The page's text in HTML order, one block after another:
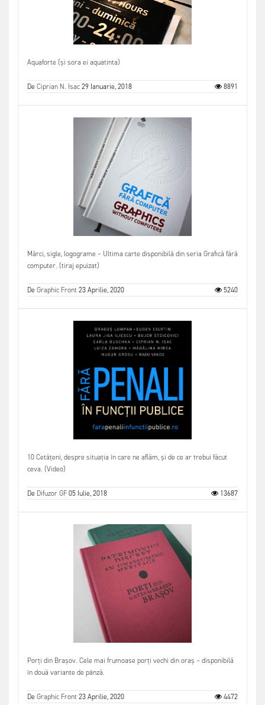
Aquaforte (și sora ei aquatinta)
DeCiprian N. Isac29 Ianuarie, 2018 8891
Mărci, sigle, logograme – Ultima carte disponibilă din seria Grafică fără
computer. (tiraj epuizat)
DeGraphic Front23 Aprilie, 2020 5240
10 Cetățeni, despre situația în care ne aflăm, și de ce ar trebui făcut
ceva. (Video)
De Difuzor GF05 Iulie, 2018 13687
Porți din Brașov. Cele mai frumoase porți vechi din oraș – disponibilă
în două variante de pânză.
DeGraphic Front23 Aprilie, 2020 4472